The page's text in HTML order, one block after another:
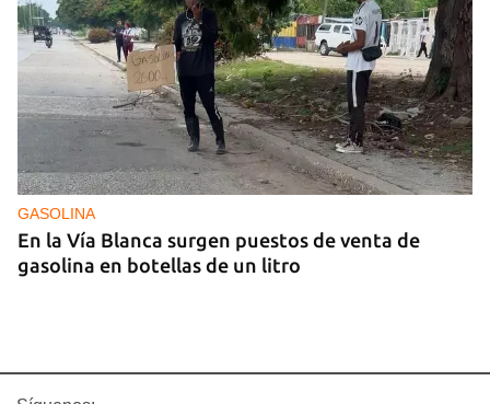
GASOLINA
En la Vía Blanca surgen puestos de venta de
gasolina en botellas de un litro